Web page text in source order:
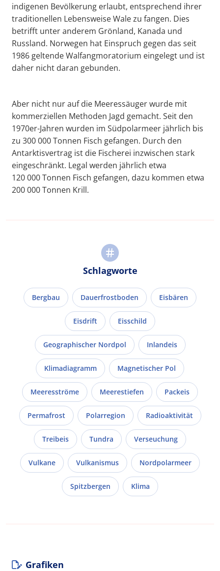
indigenen Bevölkerung erlaubt, entsprechend ihrer
traditionellen Lebensweise Wale zu fangen. Dies
betrifft unter anderem Grönland, Kanada und
Russland. Norwegen hat Einspruch gegen das seit
1986 geltende Walfangmoratorium eingelegt und ist
daher nicht daran gebunden.
Aber nicht nur auf die Meeressäuger wurde mit
kommerziellen Methoden Jagd gemacht. Seit den
1970er-Jahren wurden im Südpolarmeer jährlich bis
zu 300 000 Tonnen Fisch gefangen. Durch den
Antarktisvertrag ist die Fischerei inzwischen stark
eingeschränkt. Legal werden jährlich etwa
120 000 Tonnen Fisch gefangen, dazu kommen etwa
200 000 Tonnen Krill.
Schlagworte
Bergbau Dauerfrostboden Eisbären
Eisdrift Eisschild
Geographischer Nordpol Inlandeis
Klimadiagramm Magnetischer Pol
Meeresströme Meerestiefen Packeis
Permafrost Polarregion Radioaktivität
Treibeis Tundra Verseuchung
Vulkane Vulkanismus Nordpolarmeer
Spitzbergen Klima
Grafiken